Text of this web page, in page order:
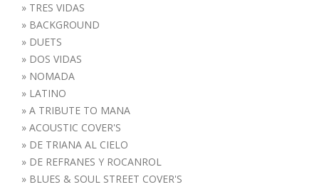
» TRES VIDAS
» BACKGROUND
» DUETS
» DOS VIDAS
» NOMADA
» LATINO
» A TRIBUTE TO MANA
» ACOUSTIC COVER'S
» DE TRIANA AL CIELO
» DE REFRANES Y ROCANROL
» BLUES & SOUL STREET COVER'S